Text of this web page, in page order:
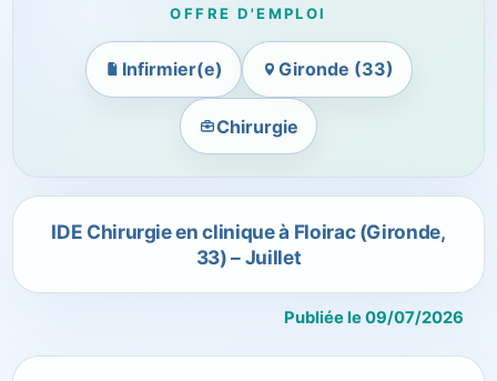
OFFRE D'EMPLOI
Infirmier(e) Gironde (33)
Chirurgie
IDE Chirurgie en clinique à Floirac (Gironde,
33) – Juillet
Publiée le 09/07/2026